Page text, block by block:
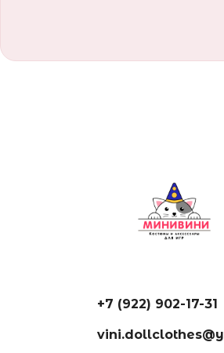
+7 (922) 902-17-31